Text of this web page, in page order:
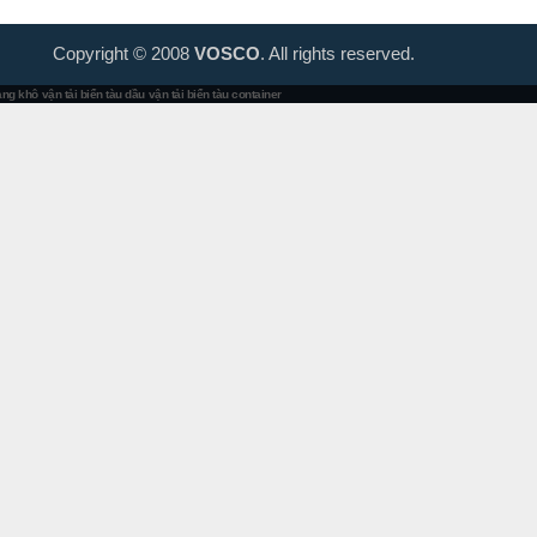
Copyright © 2008 VOSCO. All rights reserved.
khô vận tải biển tàu dầu vận tải biển tàu container